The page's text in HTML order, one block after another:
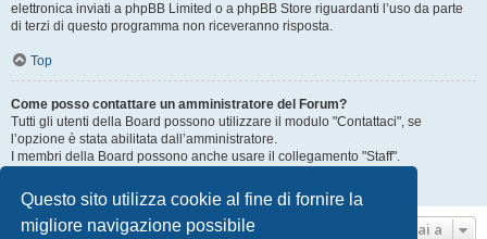
Questo sito utilizza cookie al fine di fornire la
migliore navigazione possibile
elettronica inviati a phpBB Limited o a phpBB Store riguardanti l’uso da parte
di terzi di questo programma non riceveranno risposta.
Top
Come posso contattare un amministratore del Forum?
Tutti gli utenti della Board possono utilizzare il modulo "Contattaci", se
l’opzione è stata abilitata dall’amministratore.
I membri della Board possono anche usare il collegamento "Staff".
Top
Vai a